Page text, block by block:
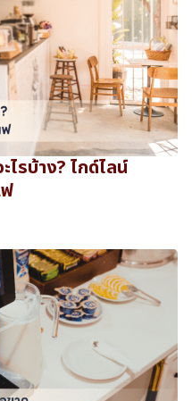
รบ้าง? ไกด์ไลน์